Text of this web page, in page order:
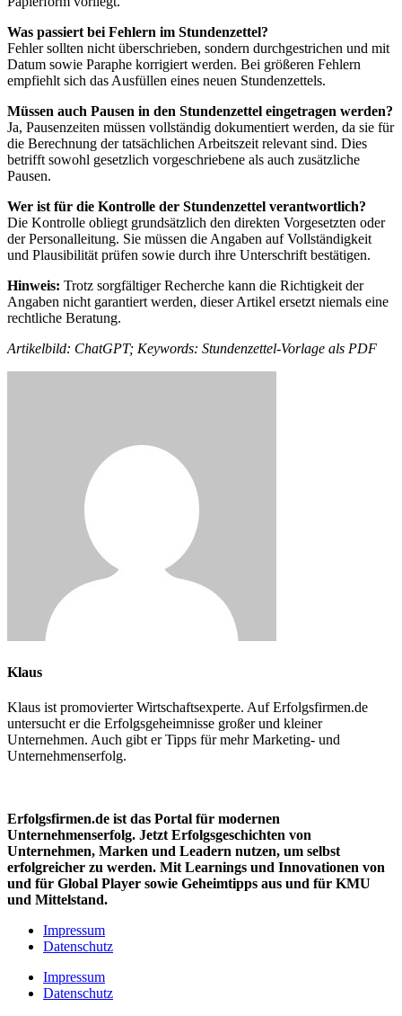
Was passiert bei Fehlern im Stundenzettel?
Fehler sollten nicht überschrieben, sondern durchgestrichen und mit
Datum sowie Paraphe korrigiert werden. Bei größeren Fehlern
empfiehlt sich das Ausfüllen eines neuen Stundenzettels.
Müssen auch Pausen in den Stundenzettel eingetragen werden?
Ja, Pausenzeiten müssen vollständig dokumentiert werden, da sie für
die Berechnung der tatsächlichen Arbeitszeit relevant sind. Dies
betrifft sowohl gesetzlich vorgeschriebene als auch zusätzliche
Pausen.
Wer ist für die Kontrolle der Stundenzettel verantwortlich?
Die Kontrolle obliegt grundsätzlich den direkten Vorgesetzten oder
der Personalleitung. Sie müssen die Angaben auf Vollständigkeit
und Plausibilität prüfen sowie durch ihre Unterschrift bestätigen.
Hinweis: Trotz sorgfältiger Recherche kann die Richtigkeit der
Angaben nicht garantiert werden, dieser Artikel ersetzt niemals eine
rechtliche Beratung.
Artikelbild: ChatGPT; Keywords: Stundenzettel-Vorlage als PDF
Klaus
Klaus ist promovierter Wirtschaftsexperte. Auf Erfolgsfirmen.de
untersucht er die Erfolgsgeheimnisse großer und kleiner
Unternehmen. Auch gibt er Tipps für mehr Marketing- und
Unternehmenserfolg.
Erfolgsfirmen.de ist das Portal für modernen
Unternehmenserfolg. Jetzt Erfolgsgeschichten von
Unternehmen, Marken und Leadern nutzen, um selbst
erfolgreicher zu werden. Mit Learnings und Innovationen von
und für Global Player sowie Geheimtipps aus und für KMU
und Mittelstand.
Impressum
Datenschutz
Impressum
Datenschutz